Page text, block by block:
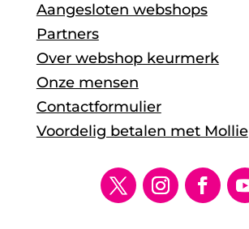
Aangesloten webshops
Partners
Over webshop keurmerk
Onze mensen
Contactformulier
Voordelig betalen met Mollie